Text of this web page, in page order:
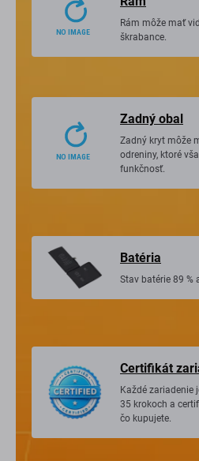
Rám môže mať
škrabance.
Zadný obal
Zadný kryt môže
odreniny, ktoré
funkčnosť.
Batéria
Stav batérie 89 %
Certifikát
Každé zariadenie
35 krokoch a
čo kupujete.